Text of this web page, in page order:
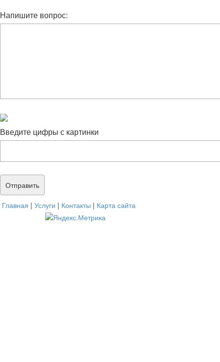
Напишите вопрос:
Введите цифры с картинки
Главная | Услуги | Контакты | Карта сайта